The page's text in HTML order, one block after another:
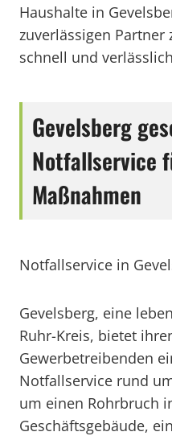
Haushalte in
zuverlässigen
schnell und
Gevelsberg
Notfallservice
Maßnahmen
Notfallservice in
Gevelsberg, eine
Ruhr-Kreis, bietet
Gewerbetreibenden
Notfallservice rund
um einen Rohrbruch
Geschäftsgebäude,